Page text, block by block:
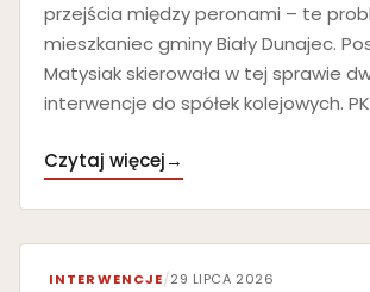
przejścia między peronami – te
mieszkaniec gminy Biały Dunajec.
Matysiak skierowała w tej sprawie
interwencje do spółek kolejowych.
Czytaj więcej→
INTERWENCJE/29 LIPCA 2026